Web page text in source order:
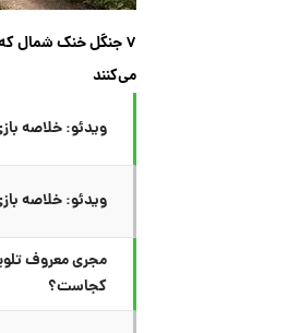
۷ جنگل خنک شمال
می‌کنند
ویدئو: خلاصه بازی نروژ ۱
ویدئو: خلاصه بازی
مجری معروف
کجاست؟